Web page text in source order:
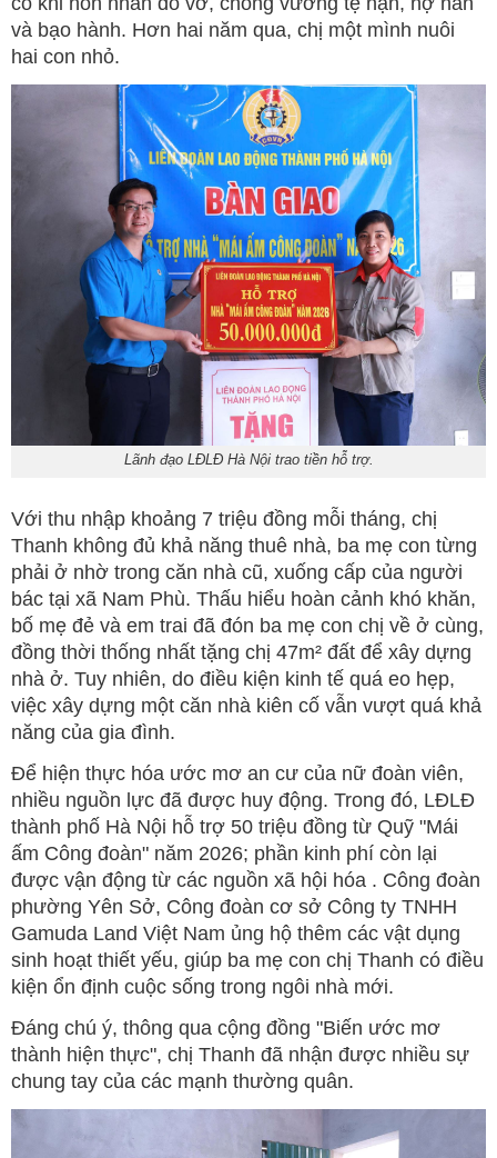
và bạo hành. Hơn hai năm qua, chị một mình nuôi
hai con nhỏ.
Lãnh đạo LĐLĐ Hà Nội trao tiền hỗ trợ.
Với thu nhập khoảng 7 triệu đồng mỗi tháng, chị
Thanh không đủ khả năng thuê nhà, ba mẹ con từng
phải ở nhờ trong căn nhà cũ, xuống cấp của người
bác tại xã Nam Phù. Thấu hiểu hoàn cảnh khó khăn,
bố mẹ đẻ và em trai đã đón ba mẹ con chị về ở cùng,
đồng thời thống nhất tặng chị 47m² đất để xây dựng
nhà ở. Tuy nhiên, do điều kiện kinh tế quá eo hẹp,
việc xây dựng một căn nhà kiên cố vẫn vượt quá khả
năng của gia đình.
Để hiện thực hóa ước mơ an cư của nữ đoàn viên,
nhiều nguồn lực đã được huy động. Trong đó, LĐLĐ
thành phố Hà Nội hỗ trợ 50 triệu đồng từ Quỹ "Mái
ấm Công đoàn" năm 2026; phần kinh phí còn lại
được vận động từ các nguồn xã hội hóa . Công đoàn
phường Yên Sở, Công đoàn cơ sở Công ty TNHH
Gamuda Land Việt Nam ủng hộ thêm các vật dụng
sinh hoạt thiết yếu, giúp ba mẹ con chị Thanh có điều
kiện ổn định cuộc sống trong ngôi nhà mới.
Đáng chú ý, thông qua cộng đồng "Biến ước mơ
thành hiện thực", chị Thanh đã nhận được nhiều sự
chung tay của các mạnh thường quân.